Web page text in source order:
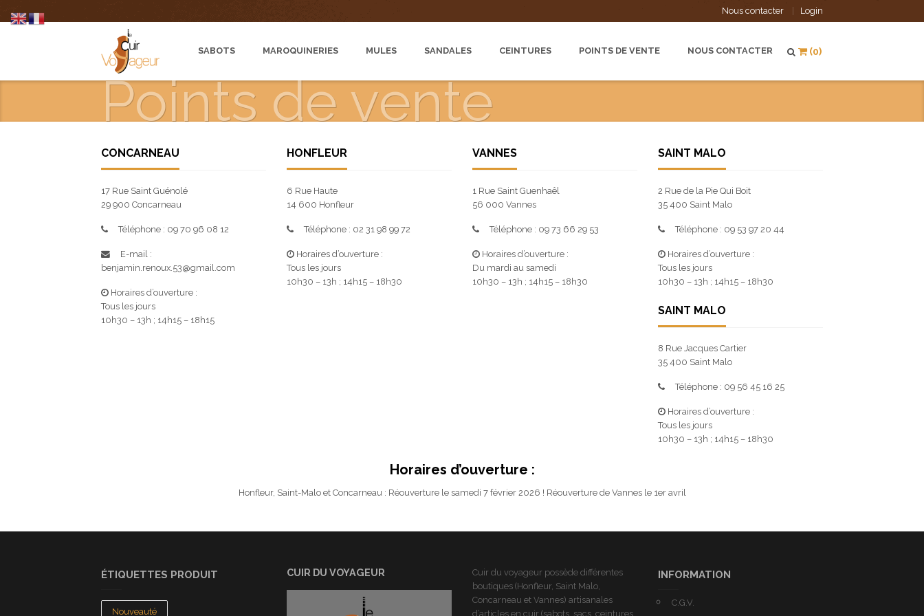
Nous contacter Login
SABOTS MAROQUINERIES MULES SANDALES CEINTURES POINTS DE VENTE NOUS CONTACTER (0)
Points de vente
CONCARNEAU
17 Rue Saint Guénolé
29 900 Concarneau
Téléphone : 09 70 96 08 12
E-mail :
benjamin.renoux.53@gmail.com
Horaires d’ouverture :
Tous les jours
10h30 – 13h ; 14h15 – 18h15
HONFLEUR
6 Rue Haute
14 600 Honfleur
Téléphone : 02 31 98 99 72
Horaires d’ouverture :
Tous les jours
10h30 – 13h ; 14h15 – 18h30
VANNES
1 Rue Saint Guenhaêl
56 000 Vannes
Téléphone : 09 73 66 29 53
Horaires d’ouverture :
Du mardi au samedi
10h30 – 13h ; 14h15 – 18h30
SAINT MALO
2 Rue de la Pie Qui Boit
35 400 Saint Malo
Téléphone : 09 53 97 20 44
Horaires d’ouverture :
Tous les jours
10h30 – 13h ; 14h15 – 18h30
SAINT MALO
8 Rue Jacques Cartier
35 400 Saint Malo
Téléphone : 09 56 45 16 25
Horaires d’ouverture :
Tous les jours
10h30 – 13h ; 14h15 – 18h30
Horaires d’ouverture :
Honfleur, Saint-Malo et Concarneau : Réouverture le samedi 7 février 2026 ! Réouverture de Vannes le 1er avril
ÉTIQUETTES PRODUIT
Nouveauté
CUIR DU VOYAGEUR
Cuir du voyageur possède différentes
boutiques (Honfleur, Saint Malo,
Concarneau et Vannes) artisanales
d’articles en cuir (sabots, sacs, ceintures,
INFORMATION
C.G.V.